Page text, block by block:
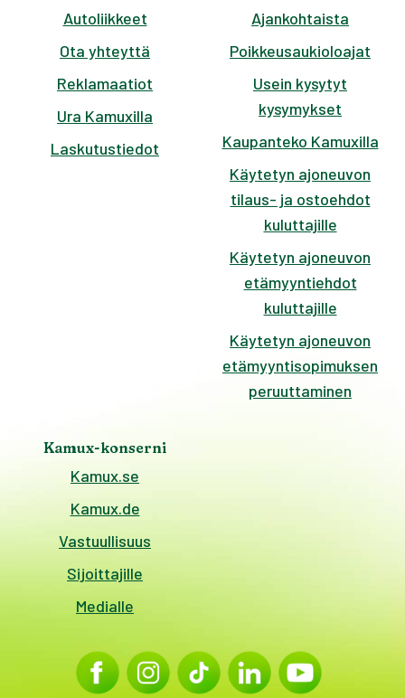
Autoliikkeet
Ota yhteyttä
Reklamaatiot
Ura Kamuxilla
Laskutustiedot
Ajankohtaista
Poikkeusaukioloajat
Usein kysytyt
kysymykset
Kaupanteko Kamuxilla
Käytetyn ajoneuvon
tilaus- ja ostoehdot
kuluttajille
Käytetyn ajoneuvon
etämyyntiehdot
kuluttajille
Käytetyn ajoneuvon
etämyyntisopimuksen
peruuttaminen
Kamux-konserni
Kamux.se
Kamux.de
Vastuullisuus
Sijoittajille
Medialle